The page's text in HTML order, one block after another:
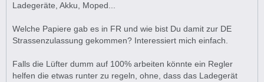
Ladegeräte, Akku, Moped...
Welche Papiere gab es in FR und wie bist Du damit zur DE
Strassenzulassung gekommen? Interessiert mich einfach.
Falls die Lüfter dumm auf 100% arbeiten könnte ein Regler
helfen die etwas runter zu regeln, ohne, dass das Ladegerät